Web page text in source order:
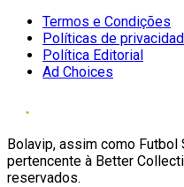
Termos e Condições
Políticas de
Política Editorial
Ad Choices
Bolavip, assim como Futbol
pertencente à Better
reservados.